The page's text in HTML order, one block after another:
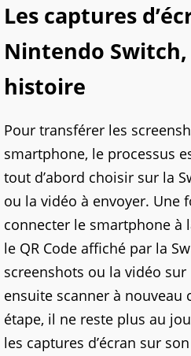
Les captures
Nintendo
histoire
Pour transférer les
smartphone, le processus
tout d’abord choisir sur la
ou la vidéo à envoyer. Une
connecter le smartphone à
le QR Code affiché par la
screenshots ou la vidéo
ensuite scanner à nouveau
étape, il ne reste plus au
les captures d’écran sur